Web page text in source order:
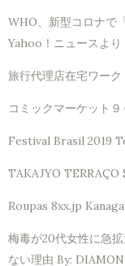
WHO、新型コロナで
Yahoo！ニュースより
旅行代理店在宅ワーク
コミックマーケット
Festival Brasil 2019
TAKAJYO TERRAÇO
Roupas 8xx.jp
梅毒が20代女性に急
ない理由 By: